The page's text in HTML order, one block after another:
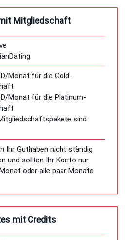
Mitgliedschaft
Monat für die Gold-
Monat für die Platinum-
sind
Ihr Guthaben nicht ständig
und sollten Ihr Konto nur
oder alle paar Monate
mit Credits